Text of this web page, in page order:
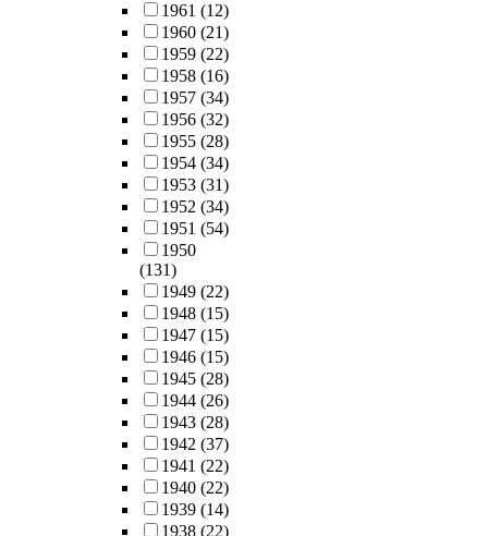
1961 (12)
1960 (21)
1959 (22)
1958 (16)
1957 (34)
1956 (32)
1955 (28)
1954 (34)
1953 (31)
1952 (34)
1951 (54)
1950
(131)
1949 (22)
1948 (15)
1947 (15)
1946 (15)
1945 (28)
1944 (26)
1943 (28)
1942 (37)
1941 (22)
1940 (22)
1939 (14)
1938 (22)